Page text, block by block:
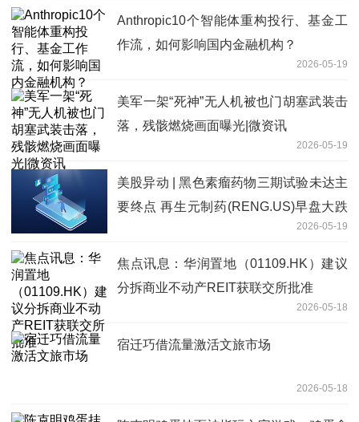
Anthropic10个智能体重构投行、基金工
作流，如何影响国内金融机构？
2026-05-19
美军一架“死神”无人机被也门胡塞武装击
落，残骸燃烧画面曝光|微资讯
2026-05-19
美股异动 | 黑色素瘤药物三期试验未达主
要终点 再生元制药(RENG.US)早盘大跌
2026-05-19
焦点讯息：华润置地（01109.HK）建议
分拆商业不动产REIT获联交所批准
2026-05-18
宿迁巧借流量激活文旅市场
2026-05-18